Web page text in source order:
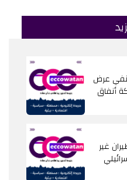
عرض
أنفاق
غير